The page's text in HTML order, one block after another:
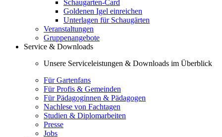
Schaugarten-Card
Goldenen Igel einreichen
Unterlagen für Schaugärten
Veranstaltungen
Gruppenangebote
Service & Downloads
Unsere Serviceleistungen & Downloads im Überblick
Für Gartenfans
Für Profis & Gemeinden
Für Pädagoginnen & Pädagogen
Nachlese von Fachtagen
Studien & Diplomarbeiten
Presse
Jobs